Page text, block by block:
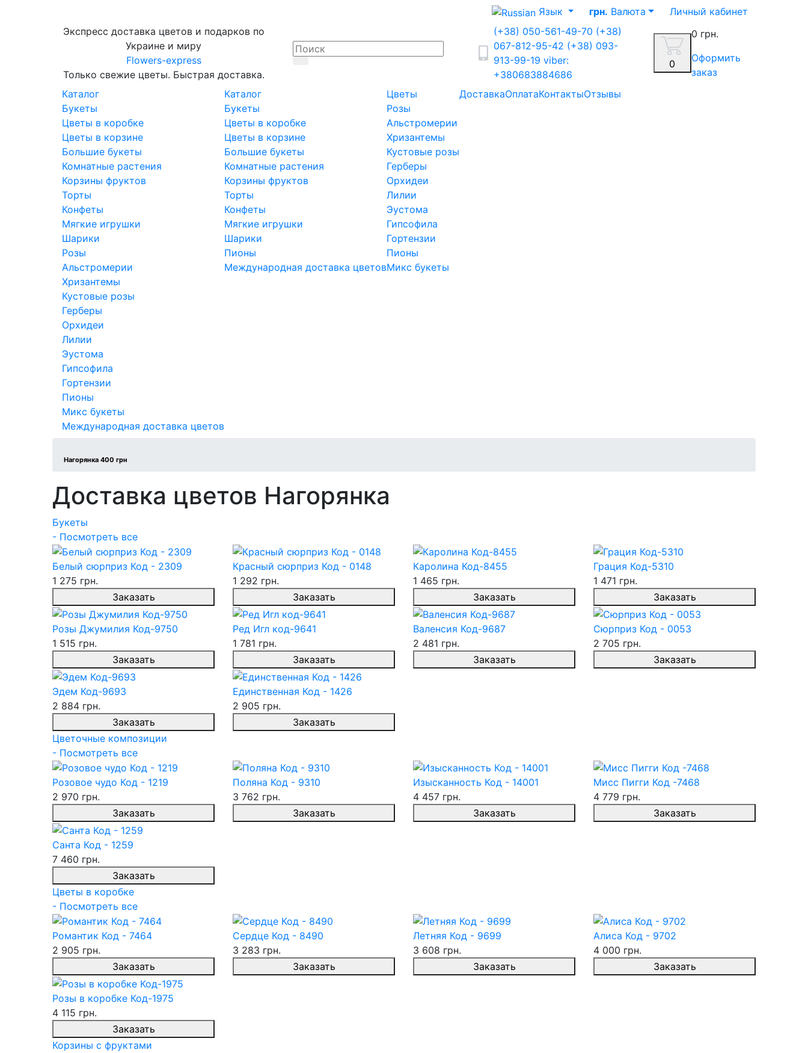
Язык грн. Валюта
Личный кабинет
Экспресс доставка цветов и подарков по
Украине и миру
Flowers-express
Только свежие цветы. Быстрая доставка.
(+38) 050-561-49-70 (+38)
067-812-95-42 (+38) 093-
913-99-19 viber:
+380683884686
0
0 грн.
Оформить
заказ
Каталог
Букеты
Цветы в коробке
Цветы в корзине
Большие букеты
Комнатные растения
Корзины фруктов
Торты
Конфеты
Мягкие игрушки
Шарики
Розы
Альстромерии
Хризантемы
Кустовые розы
Герберы
Орхидеи
Лилии
Эустома
Гипсофила
Гортензии
Пионы
Микс букеты
Международная доставка цветов
Каталог
Букеты
Цветы в коробке
Цветы в корзине
Большие букеты
Комнатные растения
Корзины фруктов
Торты
Конфеты
Мягкие игрушки
Шарики
Пионы
Международная доставка цветов
Цветы
Розы
Альстромерии
Хризантемы
Кустовые розы
Герберы
Орхидеи
Лилии
Эустома
Гипсофила
Гортензии
Пионы
Микс букеты
ДоставкаОплатаКонтактыОтзывы
Нагорянка 400 грн
Доставка цветов Нагорянка
Букеты
- Посмотреть все
Белый сюрприз Код - 2309
1 275 грн.
Заказать
Красный сюрприз Код - 0148
1 292 грн.
Заказать
Каролина Код-8455
1 465 грн.
Заказать
Грация Код-5310
1 471 грн.
Заказать
Розы Джумилия Код-9750
1 515 грн.
Заказать
Ред Игл код-9641
1 781 грн.
Заказать
Валенсия Код-9687
2 481 грн.
Заказать
Сюрприз Код - 0053
2 705 грн.
Заказать
Эдем Код-9693
2 884 грн.
Заказать
Единственная Код - 1426
2 905 грн.
Заказать
Цветочные композиции
- Посмотреть все
Розовое чудо Код - 1219
2 970 грн.
Заказать
Поляна Код - 9310
3 762 грн.
Заказать
Изысканность Код - 14001
4 457 грн.
Заказать
Мисс Пигги Код -7468
4 779 грн.
Заказать
Санта Код - 1259
7 460 грн.
Заказать
Цветы в коробке
- Посмотреть все
Романтик Код - 7464
2 905 грн.
Заказать
Сердце Код - 8490
3 283 грн.
Заказать
Летняя Код - 9699
3 608 грн.
Заказать
Алиса Код - 9702
4 000 грн.
Заказать
Розы в коробке Код-1975
4 115 грн.
Заказать
Корзины с фруктами